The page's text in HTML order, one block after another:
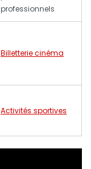
professionnels
Billetterie cinéma
Activités sportives